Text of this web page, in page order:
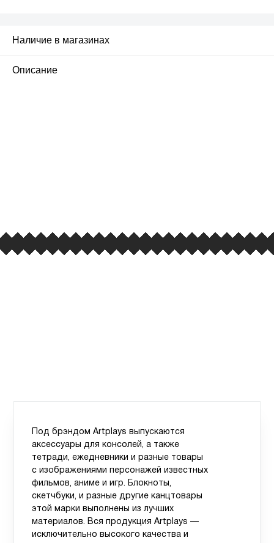
Наличие в магазинах
Описание
Под брэндом Artplays выпускаются
аксессуары для консолей, а также
тетради, ежедневники и разные товары
с изображениями персонажей известных
фильмов, аниме и игр. Блокноты,
скетчбуки, и разные другие канцтовары
этой марки выполнены из лучших
материалов. Вся продукция Artplays —
исключительно высокого качества и